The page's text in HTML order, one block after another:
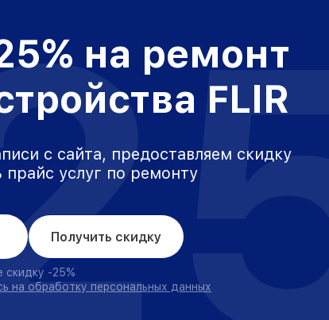
на ремонт
FLIR
с сайта, предоставляем скидку
услуг по ремонту
Получить скидку
скидку -25%
на обработку персональных данных